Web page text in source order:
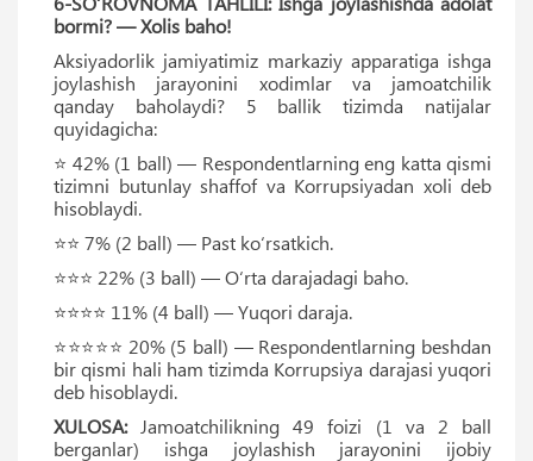
bormi? — Xolis baho!
Aksiyadorlik jamiyatimiz markaziy apparatiga ishga
joylashish jarayonini xodimlar va jamoatchilik
qanday baholaydi? 5 ballik tizimda natijalar
quyidagicha:
⭐ 42% (1 ball) — Respondentlarning eng katta qismi
tizimni butunlay shaffof va Korrupsiyadan xoli deb
hisoblaydi.
⭐⭐ 7% (2 ball) — Past ko‘rsatkich.
⭐⭐⭐ 22% (3 ball) — O‘rta darajadagi baho.
⭐⭐⭐⭐ 11% (4 ball) — Yuqori daraja.
⭐⭐⭐⭐⭐ 20% (5 ball) — Respondentlarning beshdan
bir qismi hali ham tizimda Korrupsiya darajasi yuqori
deb hisoblaydi.
XULOSA:Jamoatchilikning 49 foizi (1 va 2 ball
berganlar) ishga joylashish jarayonini ijobiy